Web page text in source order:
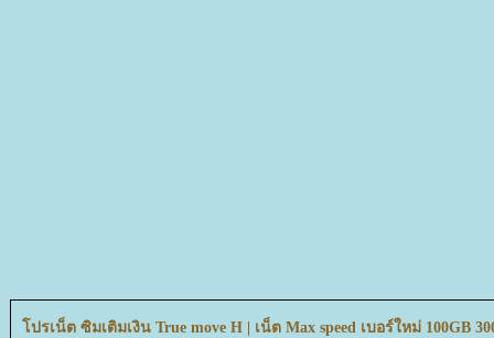
ปรเน็ต ซิมเติมเงิน True move H | เน็ต Max speed เบอร์ใหม่ 100GB